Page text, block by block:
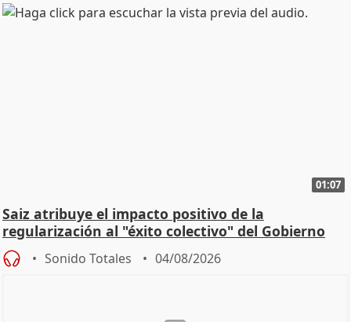
01:07
Saiz atribuye el impacto positivo de la
regularización al "éxito colectivo" del Gobierno
Sonido Totales 04/08/2026